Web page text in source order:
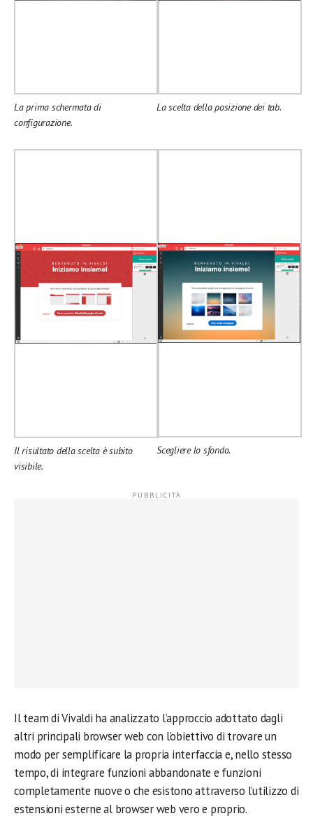
La prima schermata di
configurazione.
La scelta della posizione dei tab.
Il risultato della scelta è subito
visibile.
Scegliere lo sfondo.
Il team di Vivaldi ha analizzato l’approccio adottato dagli
altri principali browser web con l’obiettivo di trovare un
modo per semplificare la propria interfaccia e, nello stesso
tempo, di integrare funzioni abbandonate e funzioni
completamente nuove o che esistono attraverso l’utilizzo di
estensioni esterne al browser web vero e proprio.